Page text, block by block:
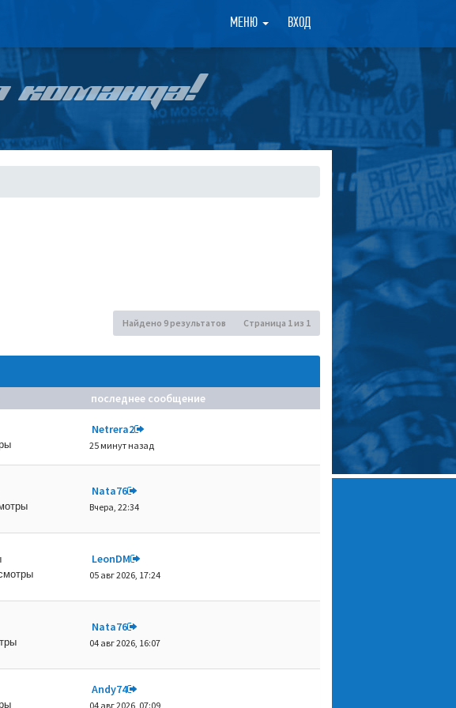
МЕНЮ ВХОД ×
КОМАНДА!
Найдено 9 результатов Страница 1из 1
последнее сообщение
Netrera2
25 минут назад
Nata76
Вчера, 22:34
LeonDM
05 авг 2026, 17:24
Nata76
04 авг 2026, 16:07
Andy74
04 авг 2026, 07:09